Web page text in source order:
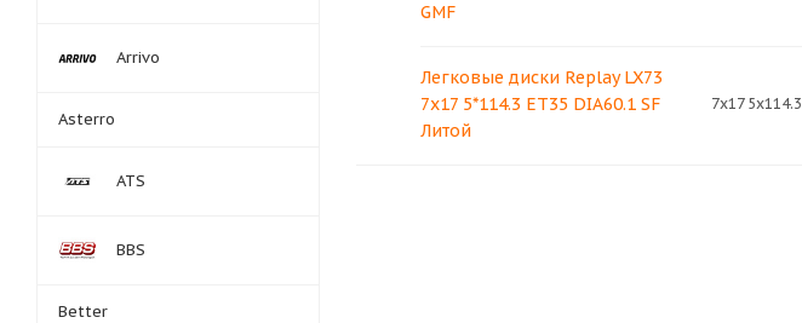
GMF
Легковые диски Replay LX73
7x17 5*114.3 ET35 DIA60.1 SF
Литой
7x17 5x114.3
Arrivo
Asterro
ATS
BBS
Better